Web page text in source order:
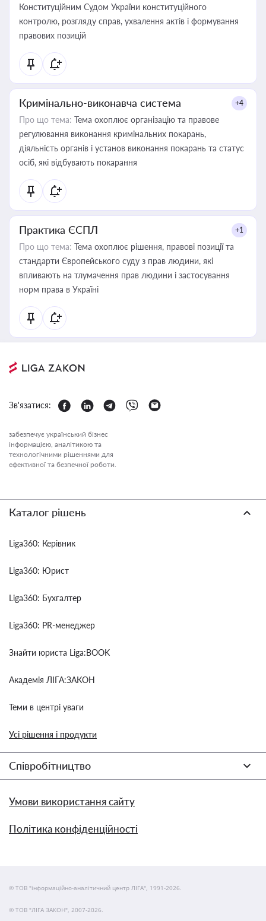
Конституційним Судом України конституційного
контролю, розгляду справ, ухвалення актів і формування
правових позицій
Кримінально-виконавча система +4
Про що тема: Тема охоплює організацію та правове
регулювання виконання кримінальних покарань,
діяльність органів і установ виконання покарань та статус
осіб, які відбувають покарання
Практика ЄСПЛ +1
Про що тема: Тема охоплює рішення, правові позиції та
стандарти Європейського суду з прав людини, які
впливають на тлумачення прав людини і застосування
норм права в Україні
Зв'язатися:
забезпечує український бізнес
інформацією, аналітикою та
технологічними рішеннями для
ефективної та безпечної роботи.
Каталог рішень
Liga360: Керівник
Liga360: Юрист
Liga360: Бухгалтер
Liga360: PR-менеджер
Знайти юриста Liga:BOOK
Академія ЛІГА:ЗАКОН
Теми в центрі уваги
Усі рішення і продукти
Співробітництво
Умови використання сайту
Політика конфіденційності
© ТОВ "інформаційно-аналітичний центр ЛІГА", 1991-2026.
© ТОВ "ЛІГА ЗАКОН", 2007-2026.